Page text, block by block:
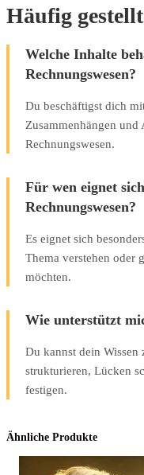
Häufig
Welche Inhalte
Rechnungswesen?
Du beschäftigst dich
Zusammenhängen
Rechnungswesen.
Für wen eignet
Rechnungswesen?
Es eignet sich
Thema verstehen oder
möchten.
Wie unterstützt
Du kannst dein Wissen
strukturieren, Lücken
festigen.
Ähnliche Produkte